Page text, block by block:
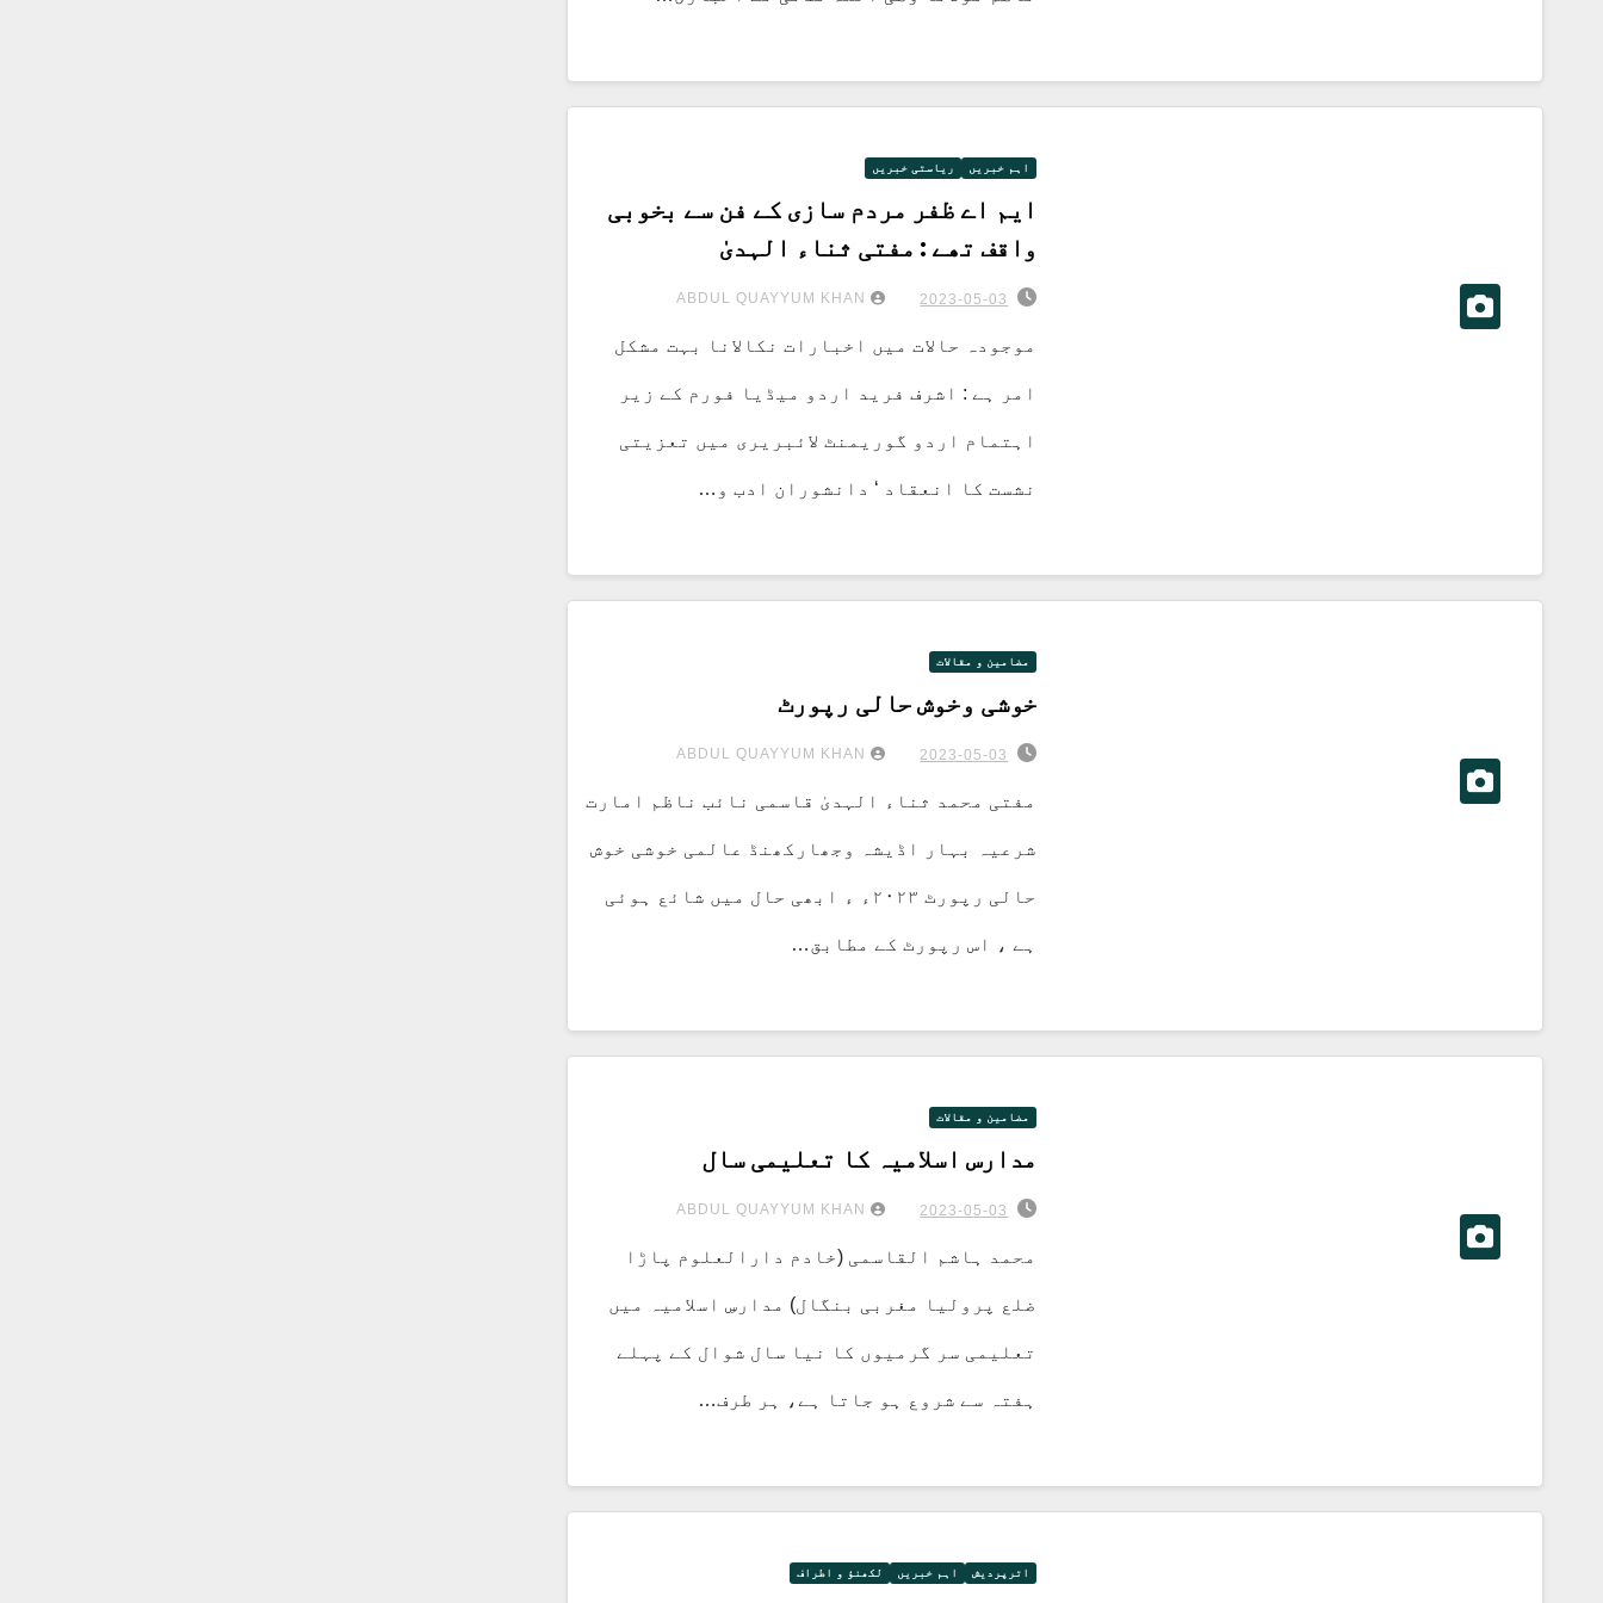
اہم خبریں ریاستی خبریں
ایم اے ظفر مردم سازی کے فن سے بخوبی
واقف تھے : مفتی ثناء الہدیٰ
2023-05-03
ABDUL QUAYYUM KHAN
موجودہ حالات میں اخبارات نکالانا بہت مشکل
امر ہے : اشرف فرید اردو میڈیا فورم کے زیر
اہتمام اردو گوریمنٹ لائبریری میں تعزیتی
نشست کا انعقاد ‘ دانشوران ادب و…
مضامین و مقالات
خوشی وخوش حالی رپورٹ
2023-05-03
ABDUL QUAYYUM KHAN
مفتی محمد ثناء الہدیٰ قاسمی نائب ناظم امارت
شرعیہ بہار اڈیشہ وجھارکھنڈ عالمی خوشی خوش
حالی رپورٹ ۲۰۲۳ء ء ابھی حال میں شائع ہوئی
ہے ، اس رپورٹ کے مطابق…
مضامین و مقالات
مدارس اسلامیہ کا تعلیمی سال
2023-05-03
ABDUL QUAYYUM KHAN
محمد ہاشم القاسمی (خادم دارالعلوم پاڑا
ضلع پرولیا مغربی بنگال) مدارسِ اسلامیہ میں
تعلیمی سر گرمیوں کا نیا سال شوال کے پہلے
ہفتہ سے شروع ہو جاتا ہے، ہر طرف…
اترپردیش اہم خبریں لکھنؤ و اطراف